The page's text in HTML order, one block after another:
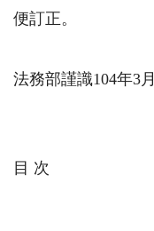
便訂正。
法務部謹識104年3月
目 次